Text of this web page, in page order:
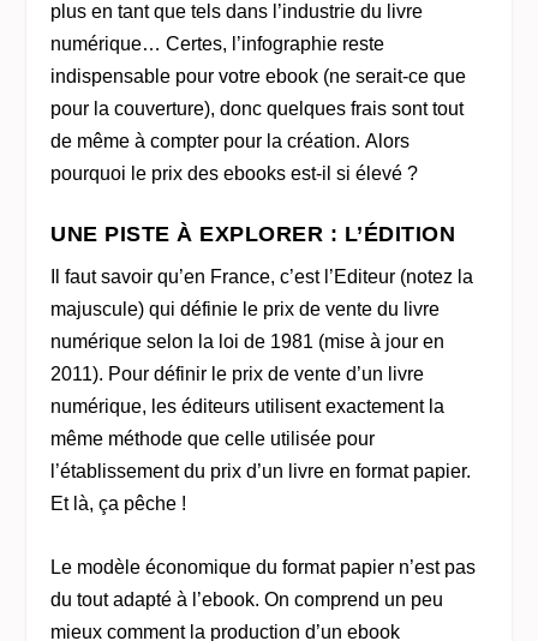
plus en tant que tels dans l’industrie du livre
numérique… Certes, l’infographie reste
indispensable pour votre ebook (ne serait-ce que
pour la couverture), donc quelques frais sont tout
de même à compter pour la création. Alors
pourquoi le prix des ebooks est-il si élevé ?
UNE PISTE À EXPLORER : L’ÉDITION
Il faut savoir qu’en France, c’est l’Editeur (notez la
majuscule) qui définie le prix de vente du livre
numérique selon la loi de 1981 (mise à jour en
2011). Pour définir le prix de vente d’un livre
numérique, les éditeurs utilisent exactement la
même méthode que celle utilisée pour
l’établissement du prix d’un livre en format papier.
Et là, ça pêche !
Le modèle économique du format papier n’est pas
du tout adapté à l’ebook. On comprend un peu
mieux comment la production d’un ebook